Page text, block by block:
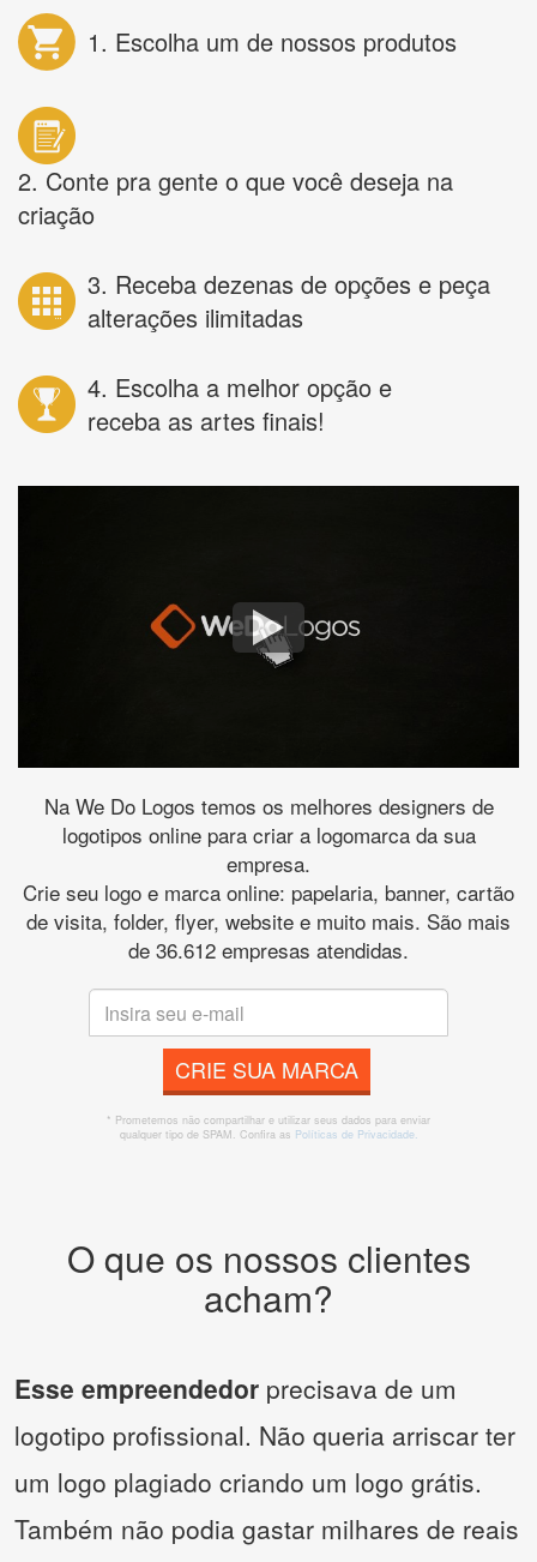
1. Escolha um de nossos produtos
2. Conte pra gente o que você deseja na
criação
3. Receba dezenas de opções e peça
alterações ilimitadas
4. Escolha a melhor opção e
receba as artes finais!
Na We Do Logos temos os melhores designers de
logotipos online para criar a logomarca da sua
empresa.
Crie seu logo e marca online: papelaria, banner, cartão
de visita, folder, flyer, website e muito mais. São mais
de 36.612 empresas atendidas.
CRIE SUA MARCA
* Prometemos não compartilhar e utilizar seus dados para enviar
qualquer tipo de SPAM. Confira as Políticas de Privacidade.
O que os nossos clientes
acham?
Esse empreendedor precisava de um
logotipo profissional. Não queria arriscar ter
um logo plagiado criando um logo grátis.
Também não podia gastar milhares de reais